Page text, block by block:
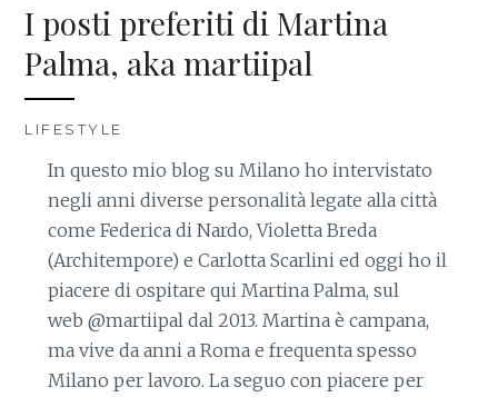
I posti preferiti di Martina
Palma, aka martiipal
LIFESTYLE
In questo mio blog su Milano ho intervistato
negli anni diverse personalità legate alla città
come Federica di Nardo, Violetta Breda
(Architempore) e Carlotta Scarlini ed oggi ho il
piacere di ospitare qui Martina Palma, sul
web @martiipal dal 2013. Martina è campana,
ma vive da anni a Roma e frequenta spesso
Milano per lavoro. La seguo con piacere per